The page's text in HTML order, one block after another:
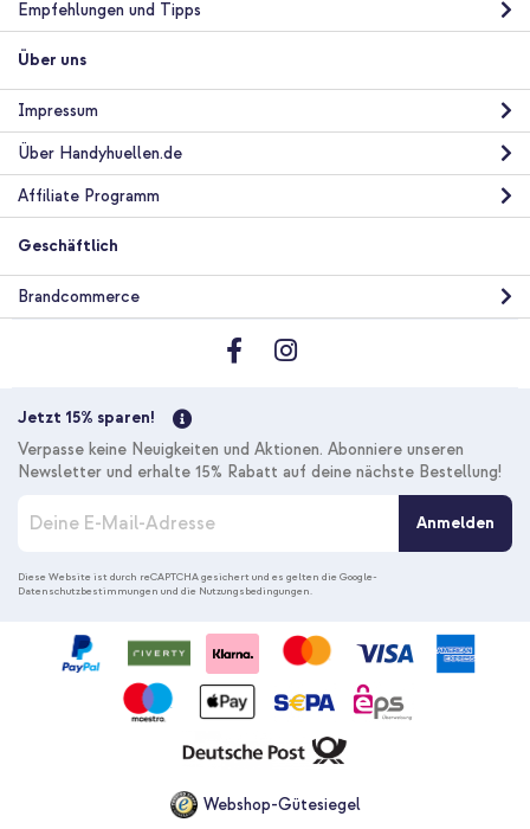
Empfehlungen und Tipps
Über uns
Impressum
Über Handyhuellen.de
Affiliate Programm
Geschäftlich
Brandcommerce
Jetzt 15% sparen!
Verpasse keine Neuigkeiten und Aktionen. Abonniere unseren
Newsletter und erhalte 15% Rabatt auf deine nächste Bestellung!
d
e
Anmelden
Diese Website ist durch reCAPTCHA gesichert und es gelten dieGoogle-
Datenschutzbestimmungen und die Nutzungsbedingungen.
Webshop-Gütesiegel